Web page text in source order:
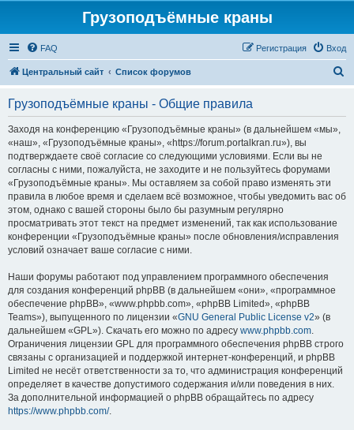
Грузоподъёмные краны
FAQ Вход
Регистрация
Центральный сайт Список форумов
Грузоподъёмные краны - Общие правила
Заходя на конференцию «Грузоподъёмные краны» (в дальнейшем «мы»,
«наш», «Грузоподъёмные краны», «https://forum.portalkran.ru»), вы
подтверждаете своё согласие со следующими условиями. Если вы не
согласны с ними, пожалуйста, не заходите и не пользуйтесь форумами
«Грузоподъёмные краны». Мы оставляем за собой право изменять эти
правила в любое время и сделаем всё возможное, чтобы уведомить вас об
этом, однако с вашей стороны было бы разумным регулярно
просматривать этот текст на предмет изменений, так как использование
конференции «Грузоподъёмные краны» после обновления/исправления
условий означает ваше согласие с ними.
Наши форумы работают под управлением программного обеспечения
для создания конференций phpBB (в дальнейшем «они», «программное
обеспечение phpBB», «www.phpbb.com», «phpBB Limited», «phpBB
Teams»), выпущенного по лицензии «GNU General Public License v2» (в
дальнейшем «GPL»). Скачать его можно по адресу www.phpbb.com.
Ограничения лицензии GPL для программного обеспечения phpBB строго
связаны с организацией и поддержкой интернет-конференций, и phpBB
Limited не несёт ответственности за то, что администрация конференций
определяет в качестве допустимого содержания и/или поведения в них.
За дополнительной информацией о phpBB обращайтесь по адресу
https://www.phpbb.com/.